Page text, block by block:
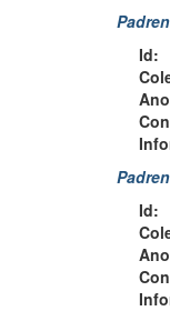
Id:
Id: